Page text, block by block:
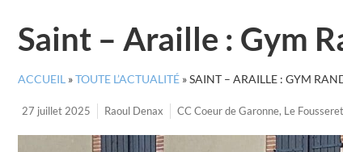
Saint – Araille : Gym
ACCUEIL »TOUTE L’ACTUALITÉ »SAINT – ARAILLE : GYM
27 juillet 2025 Raoul Denax CC Coeur de Garonne, Le Fousseret